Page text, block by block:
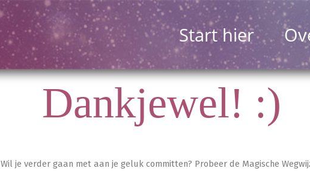
Start hier
Dankjewel! :)
Wil je verder gaan met aan je geluk committen? Probeer de Magische